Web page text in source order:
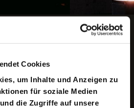
Cookies
um Inhalte und Anzeigen zu
für soziale Medien
die Zugriffe auf unsere
Animation anhalten